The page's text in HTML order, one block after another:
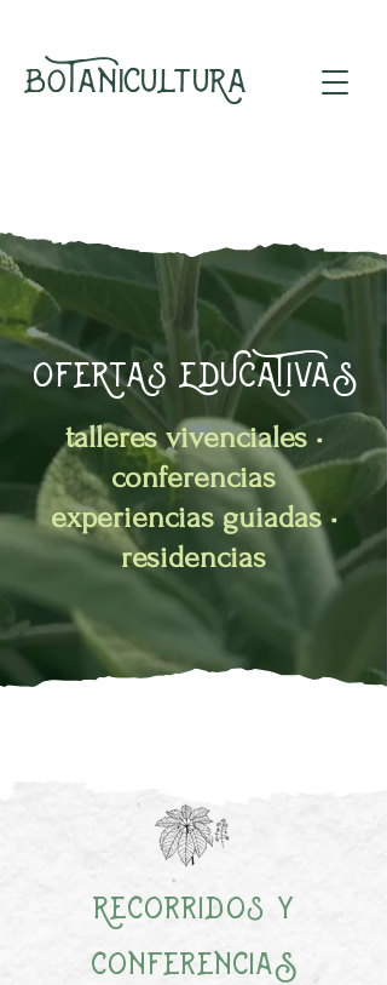
BoTaniCultuRa
OFeRtAs EDUCATIvaS
talleres vivenciales •
conferencias
experiencias guiadas •
residencias
Recorridos y
ConferenciaS